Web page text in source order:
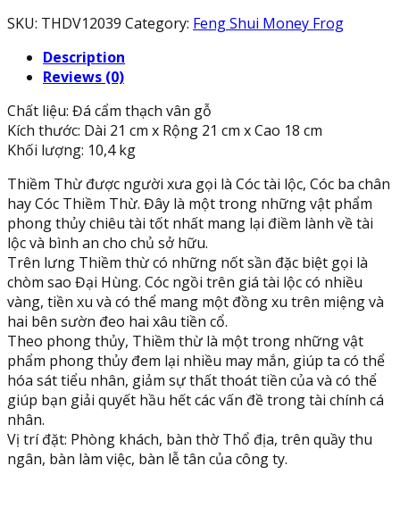
SKU: THDV12039 Category: Feng Shui Money Frog
Description
Reviews (0)
Chất liệu: Đá cẩm thạch vân gỗ
Kích thước: Dài 21 cm x Rộng 21 cm x Cao 18 cm
Khối lượng: 10,4 kg
Thiềm Thừ được người xưa gọi là Cóc tài lộc, Cóc ba chân
hay Cóc Thiềm Thừ. Đây là một trong những vật phẩm
phong thủy chiêu tài tốt nhất mang lại điềm lành về tài
lộc và bình an cho chủ sở hữu.
Trên lưng Thiềm thừ có những nốt sần đặc biệt gọi là
chòm sao Đại Hùng. Cóc ngồi trên giá tài lộc có nhiều
vàng, tiền xu và có thể mang một đồng xu trên miệng và
hai bên sườn đeo hai xâu tiền cổ.
Theo phong thủy, Thiềm thừ là một trong những vật
phẩm phong thủy đem lại nhiều may mắn, giúp ta có thể
hóa sát tiểu nhân, giảm sự thất thoát tiền của và có thể
giúp bạn giải quyết hầu hết các vấn đề trong tài chính cá
nhân.
Vị trí đặt: Phòng khách, bàn thờ Thổ địa, trên quầy thu
ngân, bàn làm việc, bàn lễ tân của công ty.